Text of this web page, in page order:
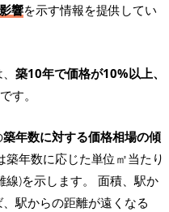
響を示す情報を提供してい
築10年で価格が10%以上、
す。
築年数に対する価格相場の傾
年数に応じた単位㎡当たり
線)を示します。 面積、駅か
駅からの距離が遠くなる